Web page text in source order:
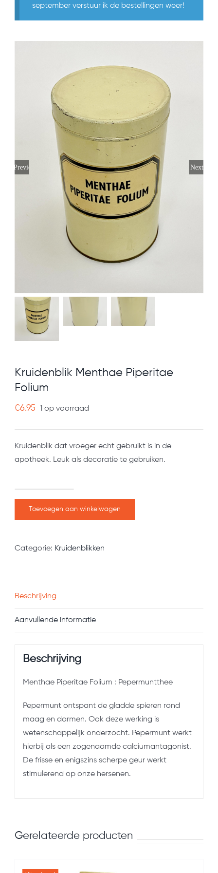
september verstuur ik de bestellingen weer!
Previous Next
Kruidenblik Menthae Piperitae
Folium
€6.95 1 op voorraad
Kruidenblik dat vroeger echt gebruikt is in de
apotheek. Leuk als decoratie te gebruiken.
Menthae
Piperitae
aantal
Toevoegen aan winkelwagen
Categorie: Kruidenblikken
Beschrijving
Aanvullende informatie
Beschrijving
Menthae Piperitae Folium : Pepermuntthee
Pepermunt ontspant de gladde spieren rond
maag en darmen. Ook deze werking is
wetenschappelijk onderzocht. Pepermunt werkt
hierbij als een zogenaamde calciumantagonist.
De frisse en enigszins scherpe geur werkt
stimulerend op onze hersenen.
Gerelateerde producten